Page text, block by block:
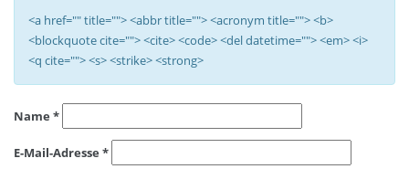
<a href="" title=""> <abbr title=""> <acronym title=""> <b>
<blockquote cite=""> <cite> <code> <del datetime=""> <em> <i>
<q cite=""> <s> <strike> <strong>
Name *
E-Mail-Adresse *